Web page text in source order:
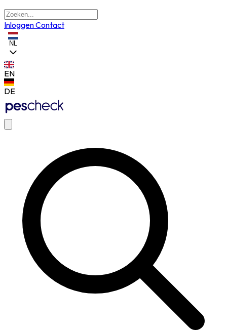
InloggenContact
NL
EN
DE